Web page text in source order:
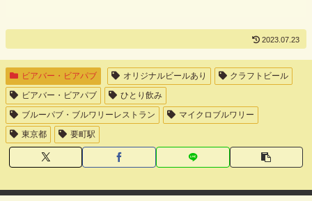
2023.07.23
ビアバー・ビアパブ オリジナルビールあり
クラフトビール
ビアバー・ビアパブ
ひとり飲み
ブルーパブ・ブルワリーレストラン
マイクロブルワリー
東京都
要町駅